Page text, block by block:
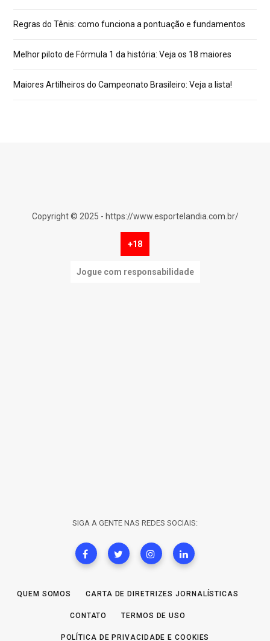
Regras do Tênis: como funciona a pontuação e fundamentos
Melhor piloto de Fórmula 1 da história: Veja os 18 maiores
Maiores Artilheiros do Campeonato Brasileiro: Veja a lista!
Copyright © 2025 - https://www.esportelandia.com.br/
+18
Jogue com responsabilidade
SIGA A GENTE NAS REDES SOCIAIS:
QUEM SOMOS CARTA DE DIRETRIZES JORNALÍSTICAS
CONTATO TERMOS DE USO
POLÍTICA DE PRIVACIDADE E COOKIES